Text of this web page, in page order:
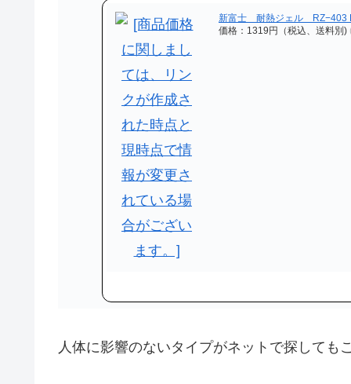
新富士 耐熱ジェル RZ−403
価格：1319円（税込、送料別)
人体に影響のないタイプがネットで探しても